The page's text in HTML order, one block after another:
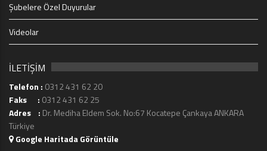
Şubelere Özel Duyurular
Videolar
İLETİŞİM
Telefon : 0312 431 62 20
Faks : 0312 431 62 25
Adres : Dr. Mediha Eldem Sok. No:67 Kocatepe Çankaya ANKARA
Türkiye
Google Haritada Görüntüle